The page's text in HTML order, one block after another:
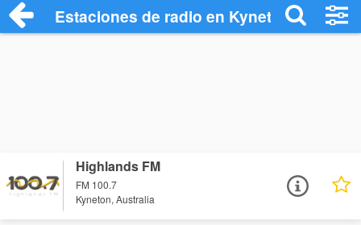
Estaciones de radio en Kyneton -
Highlands FM
FM 100.7
Kyneton, Australia